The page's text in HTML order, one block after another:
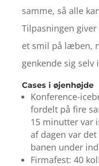
samme, så alle
Tilpasningen
et smil på læben,
genkende sig selv
Cases i øjenhøjde
Konference-
fordelt på fire
15 minutter var
af dagen var
banen under
Firmafest: 40